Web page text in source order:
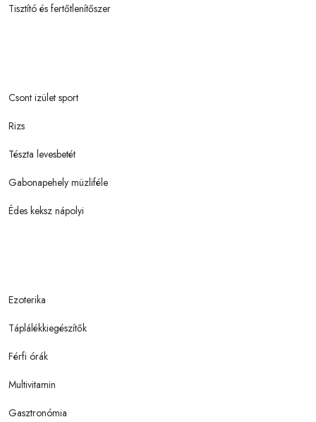
Tisztító és fertőtlenítőszer
Csont izület sport
Rizs
Tészta levesbetét
Gabonapehely müzliféle
Édes keksz nápolyi
Ezoterika
Táplálékkiegészítők
Férfi órák
Multivitamin
Gasztronómia